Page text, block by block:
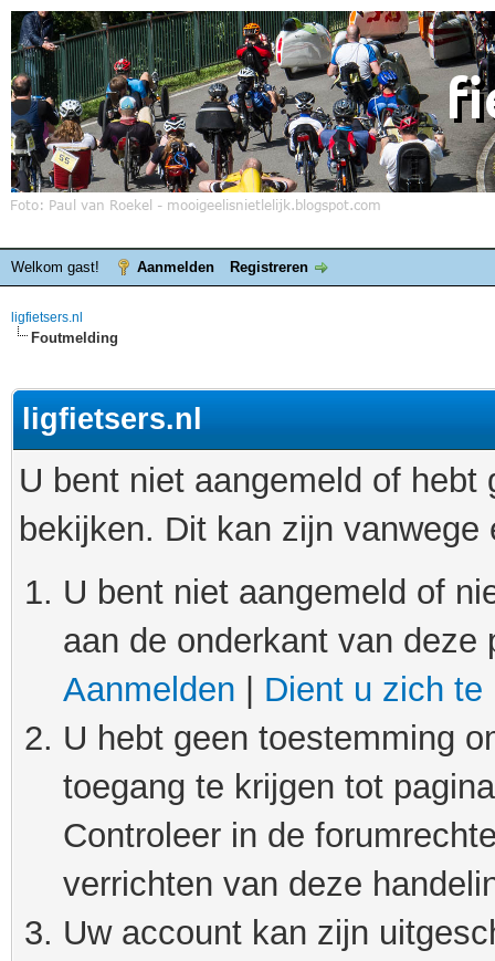
Welkom gast! Aanmelden Registreren
ligfietsers.nl
Foutmelding
ligfietsers.nl
U bent niet aangemeld of
bekijken. Dit kan zijn
U bent niet aangemeld of
aan de onderkant van
Aanmelden
Dient u zich te
U hebt geen toestemming
toegang te krijgen tot
Controleer in de
verrichten van deze
Uw account kan zijn